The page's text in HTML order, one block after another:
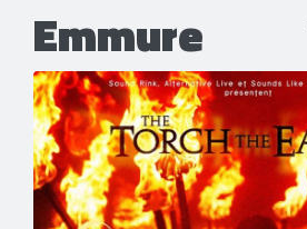
Emmure